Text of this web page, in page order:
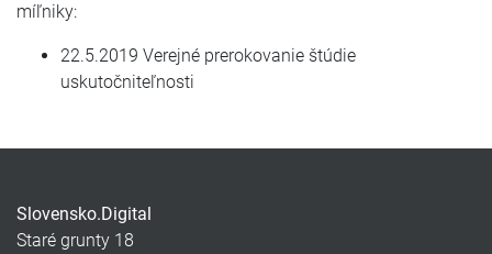
míľniky:
22.5.2019 Verejné prerokovanie štúdie
uskutočniteľnosti
Slovensko.Digital
Staré grunty 18